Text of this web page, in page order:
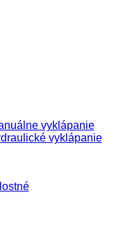
vyklápanie
vyklápanie